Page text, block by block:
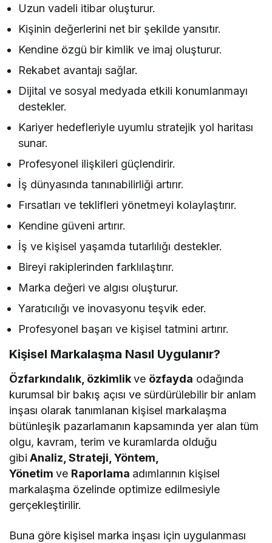
Uzun vadeli itibar oluşturur.
Kişinin değerlerini net bir şekilde yansıtır.
Kendine özgü bir kimlik ve imaj oluşturur.
Rekabet avantajı sağlar.
Dijital ve sosyal medyada etkili konumlanmayı
destekler.
Kariyer hedefleriyle uyumlu stratejik yol haritası
sunar.
Profesyonel ilişkileri güçlendirir.
İş dünyasında tanınabilirliği artırır.
Fırsatları ve teklifleri yönetmeyi kolaylaştırır.
Kendine güveni artırır.
İş ve kişisel yaşamda tutarlılığı destekler.
Bireyi rakiplerinden farklılaştırır.
Marka değeri ve algısı oluşturur.
Yaratıcılığı ve inovasyonu teşvik eder.
Profesyonel başarı ve kişisel tatmini artırır.
Kişisel Markalaşma Nasıl Uygulanır?
Özfarkındalık, özkimlikve özfayda odağında
kurumsal bir bakış açısı ve sürdürülebilir bir anlam
inşası olarak tanımlanan kişisel markalaşma
bütünleşik pazarlamanın kapsamında yer alan tüm
olgu, kavram, terim ve kuramlarda olduğu
gibi Analiz, Strateji, Yöntem,
Yönetimve Raporlama adımlarının kişisel
markalaşma özelinde optimize edilmesiyle
gerçekleştirilir.
Buna göre kişisel marka inşası için uygulanması